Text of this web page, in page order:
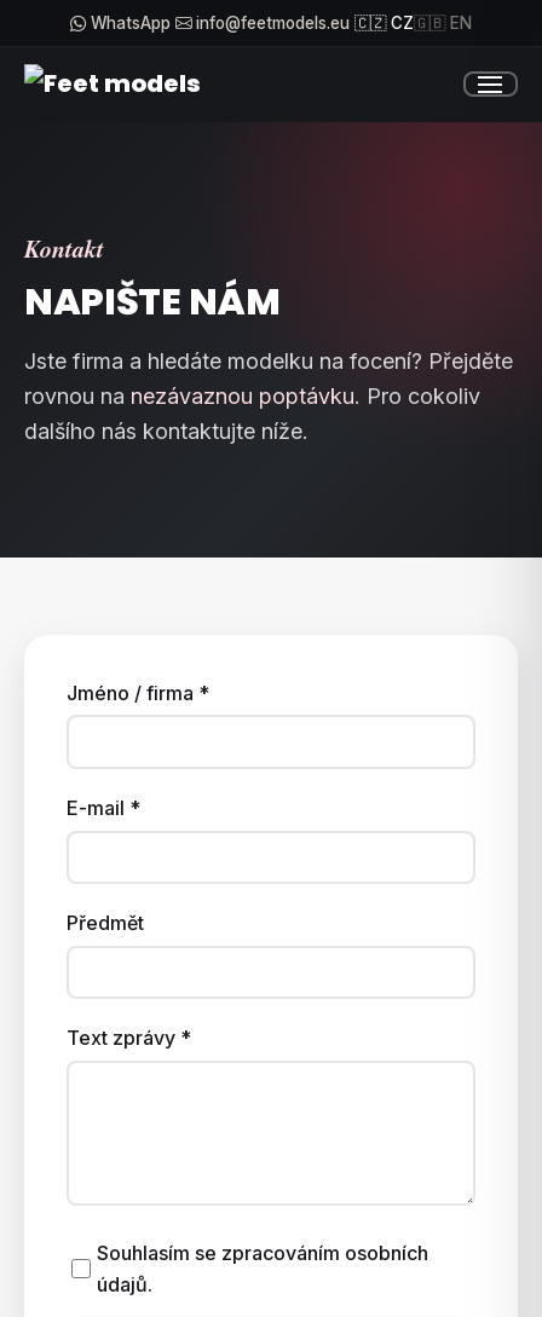
WhatsApp info@feetmodels.eu 🇨🇿 CZ🇬🇧 EN
Kontakt
NAPIŠTE NÁM
Jste firma a hledáte modelku na focení? Přejděte
rovnou na nezávaznou poptávku. Pro cokoliv
dalšího nás kontaktujte níže.
Jméno / firma *
E-mail *
Předmět
Text zprávy *
Souhlasím se zpracováním osobních
údajů.